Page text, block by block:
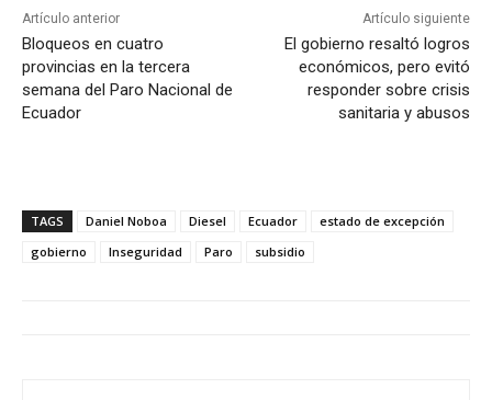
Artículo anterior
Bloqueos en cuatro
provincias en la tercera
semana del Paro Nacional de
Ecuador
Artículo siguiente
El gobierno resaltó logros
económicos, pero evitó
responder sobre crisis
sanitaria y abusos
TAGS Daniel Noboa Diesel Ecuador
estado de excepción
gobierno
Inseguridad Paro subsidio